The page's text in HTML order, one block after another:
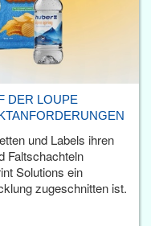
DER LOUPE
und Labels ihren
Faltschachteln
Solutions ein
zugeschnitten ist.